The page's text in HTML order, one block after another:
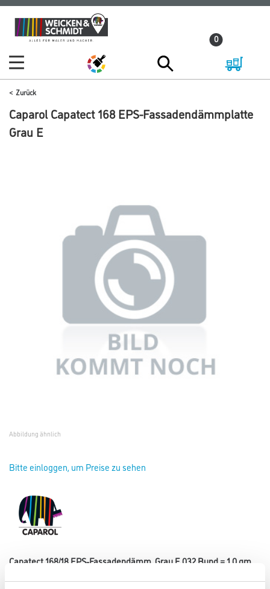
Zum
Inhalt
Zum
Navigationsmenü
0
Zurück
Caparol Capatect 168 EPS-Fassadendämmplatte
Grau E
Abbildung ähnlich
Bitte einloggen, um Preise zu sehen
Capatect 168/18 EPS-Fassadendämm. Grau E 032 Bund = 1,0 qm
Art-Nr.:1001-009161